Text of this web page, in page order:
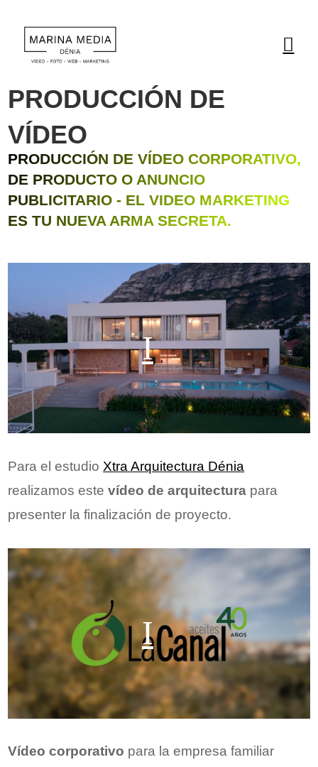

PRODUCCIÓN DE
VÍDEO
PRODUCCIÓN DE VÍDEO CORPORATIVO,
DE PRODUCTO O ANUNCIO
PUBLICITARIO - EL VIDEO MARKETING
ES TU NUEVA ARMA SECRETA.
Para el estudio Xtra Arquitectura Dénia
realizamos estevídeo de arquitectura para
presenter la finalización de proyecto.
Vídeo corporativo para la empresa familiar